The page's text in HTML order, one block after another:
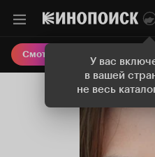
У вас
в вашей
не весь
Смотреть кино